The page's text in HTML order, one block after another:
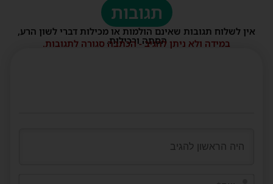
תגובות
אין לשלוח תגובות שאינם הולמות או מכילות דברי לשון הרע,
הסתה ורכילות.
במידה ולא ניתן להגיב - הכתבה סגורה לתגובות.